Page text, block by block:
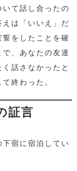
て話し合ったの
は「いいえ」だ
誓をしたことを確
、あなたの友達
話さなかったと
終わった。
証言
宿に宿泊してい